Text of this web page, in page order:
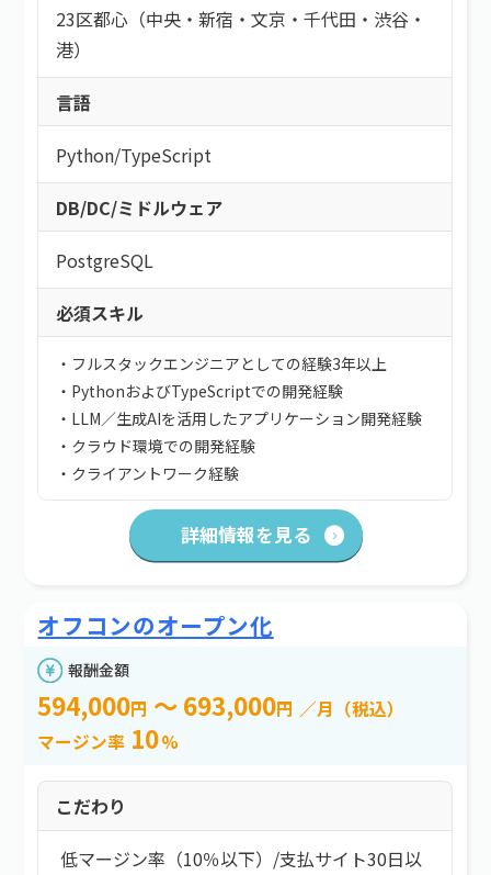
持ち帰り・在宅(テレワーク)
フレックス
通勤
短期間（3ヶ月以内）
こだわり
直請け案件
ロースキルOK
低マージン率（10％以下）
高額手取り（80万以上）
支払サイト30日以内
服装自由
外国籍OK
語学力を活かす
社保あり
社員登用あり
フリーワード
案件開始日
23区都心（中央・新宿・文京・千代田・渋谷・
港）
言語
Python/TypeScript
DB/DC/ミドルウェア
PostgreSQL
必須スキル
・フルスタックエンジニアとしての経験3年以上
・PythonおよびTypeScriptでの開発経験
・LLM／生成AIを活用したアプリケーション開発経験
・クラウド環境での開発経験
・クライアントワーク経験
詳細情報を見る
オフコンのオープン化
報酬金額
594,000円 ～ 693,000円 ／月（税込）
マージン率 10%
こだわり
低マージン率（10％以下） /支払サイト30日以